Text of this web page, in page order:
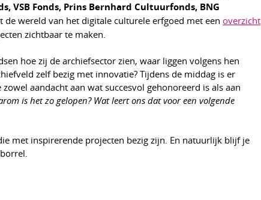
VSB Fonds, Prins Bernhard Cultuurfonds, BNG
de wereld van het digitale culturele erfgoed met eenoverzicht
zichtbaar te maken.
hoe zij de archiefsector zien, waar liggen volgens hen
zelf bezig met innovatie? Tijdens de middag is er
aandacht aan wat succesvol gehonoreerd is als aan
is het zo gelopen? Wat leert ons dat voor een volgende
met inspirerende projecten bezig zijn. En natuurlijk blijf je